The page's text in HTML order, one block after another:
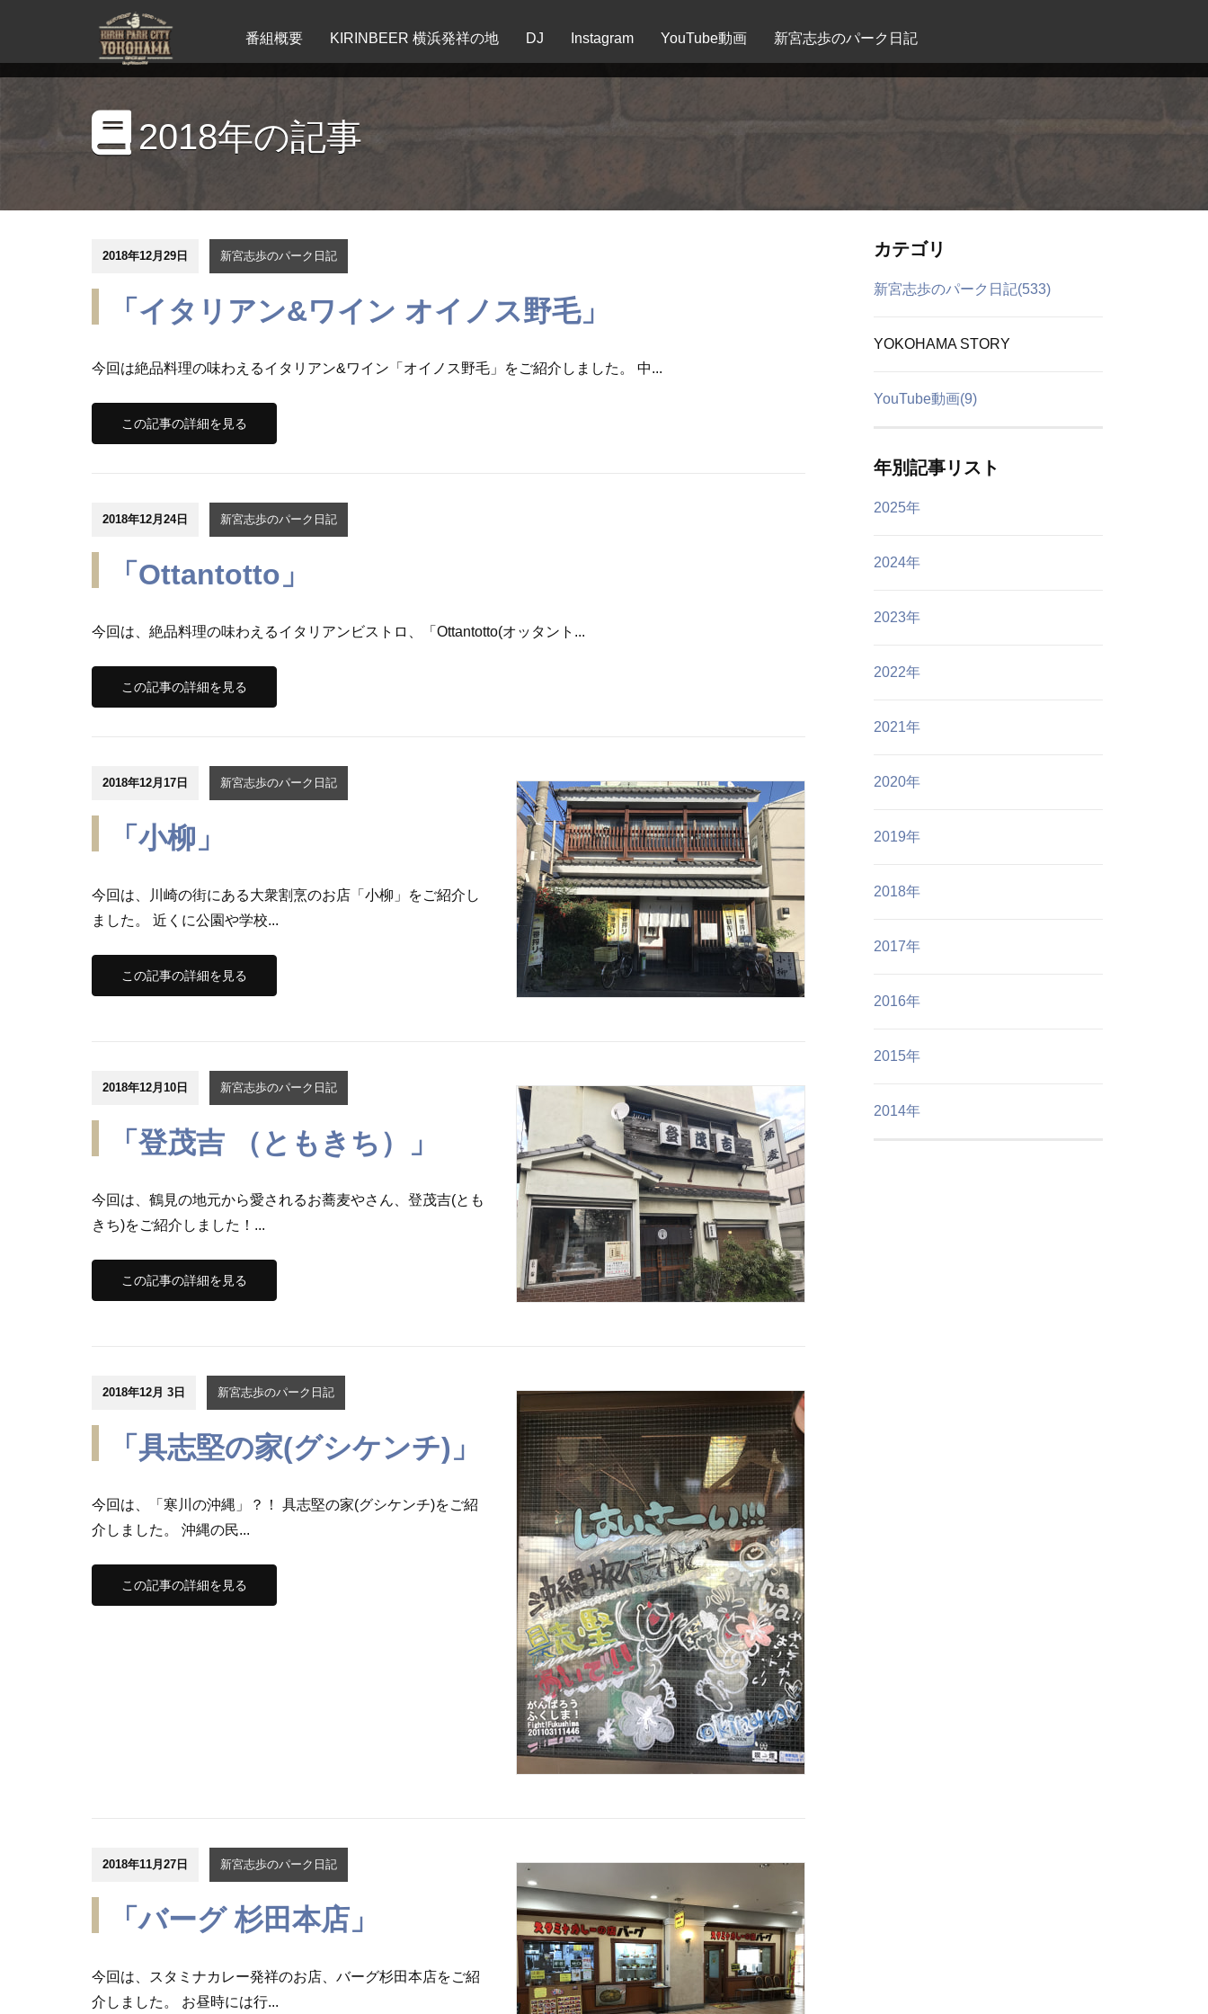
番組概要 KIRINBEER 横浜発祥の地 DJ Instagram YouTube動画 新宮志歩のパーク日記
2018年の記事
2018年12月29日 新宮志歩のパーク日記
「イタリアン&ワイン オイノス野毛」
今回は絶品料理の味わえるイタリアン&ワイン「オイノス野毛」をご紹介しました。 中...
この記事の詳細を見る
2018年12月24日 新宮志歩のパーク日記
「Ottantotto」
今回は、絶品料理の味わえるイタリアンビストロ、「Ottantotto(オッタント...
この記事の詳細を見る
2018年12月17日 新宮志歩のパーク日記
「小柳」
今回は、川崎の街にある大衆割烹のお店「小柳」をご紹介し
ました。 近くに公園や学校...
この記事の詳細を見る
2018年12月10日 新宮志歩のパーク日記
「登茂吉 （ともきち）」
今回は、鶴見の地元から愛されるお蕎麦やさん、登茂吉(とも
きち)をご紹介しました！...
この記事の詳細を見る
2018年12月 3日 新宮志歩のパーク日記
「具志堅の家(グシケンチ)」
今回は、「寒川の沖縄」？！ 具志堅の家(グシケンチ)をご紹
介しました。 沖縄の民...
この記事の詳細を見る
2018年11月27日 新宮志歩のパーク日記
「バーグ 杉田本店」
今回は、スタミナカレー発祥のお店、バーグ杉田本店をご紹
介しました。 お昼時には行...
カテゴリ
新宮志歩のパーク日記(533)
YOKOHAMA STORY
YouTube動画(9)
年別記事リスト
2025年
2024年
2023年
2022年
2021年
2020年
2019年
2018年
2017年
2016年
2015年
2014年